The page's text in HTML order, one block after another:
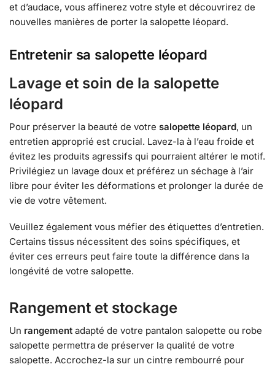
et d’audace, vous affinerez votre style et découvrirez de
nouvelles manières de porter la salopette léopard.
Entretenir sa salopette léopard
Lavage et soin de la salopette
léopard
Pour préserver la beauté de votre salopette léopard, un
entretien approprié est crucial. Lavez-la à l’eau froide et
évitez les produits agressifs qui pourraient altérer le motif.
Privilégiez un lavage doux et préférez un séchage à l’air
libre pour éviter les déformations et prolonger la durée de
vie de votre vêtement.
Veuillez également vous méfier des étiquettes d’entretien.
Certains tissus nécessitent des soins spécifiques, et
éviter ces erreurs peut faire toute la différence dans la
longévité de votre salopette.
Rangement et stockage
Un rangement adapté de votre pantalon salopette ou robe
salopette permettra de préserver la qualité de votre
salopette. Accrochez-la sur un cintre rembourré pour